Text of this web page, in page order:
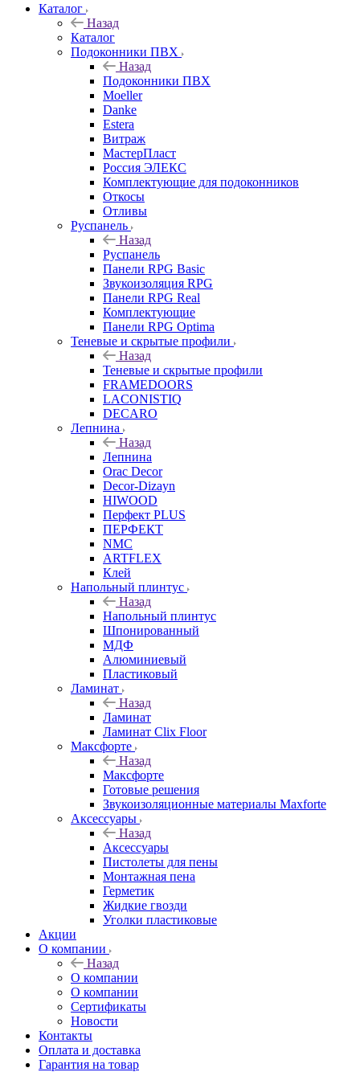
Каталог
Назад
Каталог
Подоконники ПВХ
Назад
Подоконники ПВХ
Moeller
Danke
Estera
Витраж
МастерПласт
Россия ЭЛЕКС
Комплектующие для подоконников
Откосы
Отливы
Руспанель
Назад
Руспанель
Панели RPG Basic
Звукоизоляция RPG
Панели RPG Real
Комплектующие
Панели RPG Optima
Теневые и скрытые профили
Назад
Теневые и скрытые профили
FRAMEDOORS
LACONISTIQ
DECARO
Лепнина
Назад
Лепнина
Orac Decor
Decor-Dizayn
HIWOOD
Перфект PLUS
ПЕРФЕКТ
NMC
ARTFLEX
Клей
Напольный плинтус
Назад
Напольный плинтус
Шпонированный
МДФ
Алюминиевый
Пластиковый
Ламинат
Назад
Ламинат
Ламинат Clix Floor
Максфорте
Назад
Максфорте
Готовые решения
Звукоизоляционные материалы Maxforte
Аксессуары
Назад
Аксессуары
Пистолеты для пены
Монтажная пена
Герметик
Жидкие гвозди
Уголки пластиковые
Акции
О компании
Назад
О компании
О компании
Сертификаты
Новости
Контакты
Оплата и доставка
Гарантия на товар